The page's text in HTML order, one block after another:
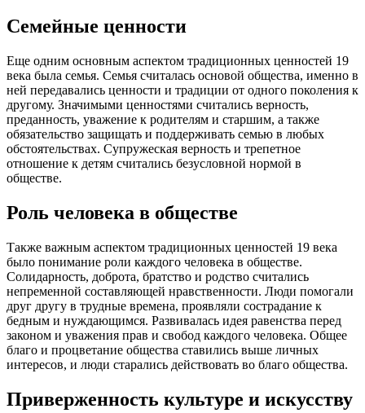
Семейные ценности
Еще одним основным аспектом традиционных ценностей 19
века была семья. Семья считалась основой общества, именно в
ней передавались ценности и традиции от одного поколения к
другому. Значимыми ценностями считались верность,
преданность, уважение к родителям и старшим, а также
обязательство защищать и поддерживать семью в любых
обстоятельствах. Супружеская верность и трепетное
отношение к детям считались безусловной нормой в
обществе.
Роль человека в обществе
Также важным аспектом традиционных ценностей 19 века
было понимание роли каждого человека в обществе.
Солидарность, доброта, братство и родство считались
непременной составляющей нравственности. Люди помогали
друг другу в трудные времена, проявляли сострадание к
бедным и нуждающимся. Развивалась идея равенства перед
законом и уважения прав и свобод каждого человека. Общее
благо и процветание общества ставились выше личных
интересов, и люди старались действовать во благо общества.
Приверженность культуре и искусству